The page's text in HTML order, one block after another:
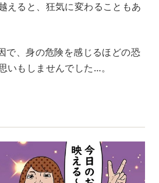
えると、狂気に変わることもあ
で、身の危険を感じるほどの恐
いもしませんでした…。